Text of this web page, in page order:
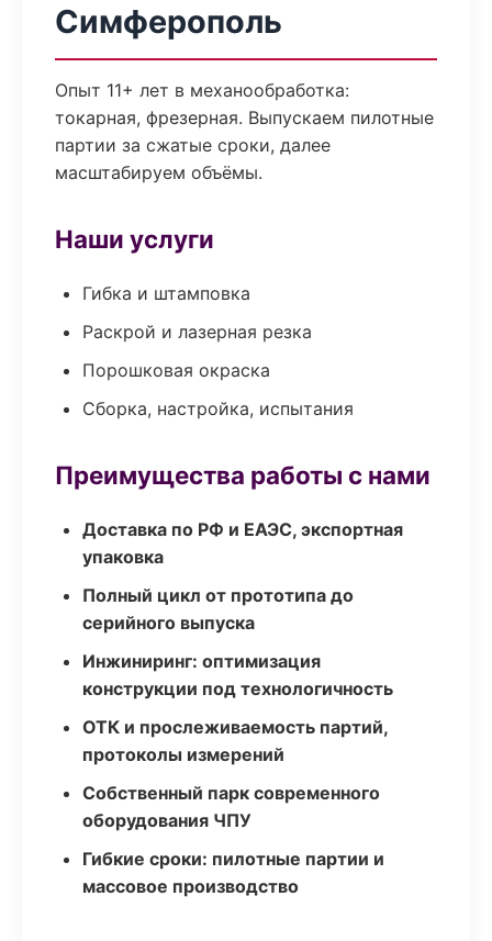
Симферополь
Опыт 11+ лет в механообработка:
токарная, фрезерная. Выпускаем пилотные
партии за сжатые сроки, далее
масштабируем объёмы.
Наши услуги
Гибка и штамповка
Раскрой и лазерная резка
Порошковая окраска
Сборка, настройка, испытания
Преимущества работы с нами
Доставка по РФ и ЕАЭС, экспортная
упаковка
Полный цикл от прототипа до
серийного выпуска
Инжиниринг: оптимизация
конструкции под технологичность
ОТК и прослеживаемость партий,
протоколы измерений
Собственный парк современного
оборудования ЧПУ
Гибкие сроки: пилотные партии и
массовое производство